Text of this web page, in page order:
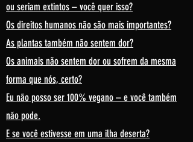
ou seriam extintos – você quer isso?
Os direitos humanos não são mais importantes?
As plantas também não sentem dor?
Os animais não sentem dor ou sofrem da mesma
forma que nós, certo?
Eu não posso ser 100% vegano – e você também
não pode.
E se você estivesse em uma ilha deserta?